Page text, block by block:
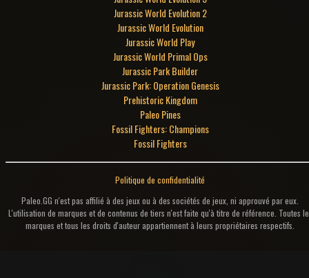
Jurassic World Evolution 2
Jurassic World Evolution
Jurassic World Play
Jurassic World Primal Ops
Jurassic Park Builder
Jurassic Park: Operation Genesis
Prehistoric Kingdom
Paleo Pines
Fossil Fighters: Champions
Fossil Fighters
Paleo.GG n'est pas affilié à des jeux ou à des sociétés de jeux, ni approuvé par eux.
L'utilisation de marques et de contenus de tiers n'est faite qu'à titre de référence. Toutes
marques et tous les droits d'auteur appartiennent à leurs propriétaires respectifs.
Politique de confidentialité